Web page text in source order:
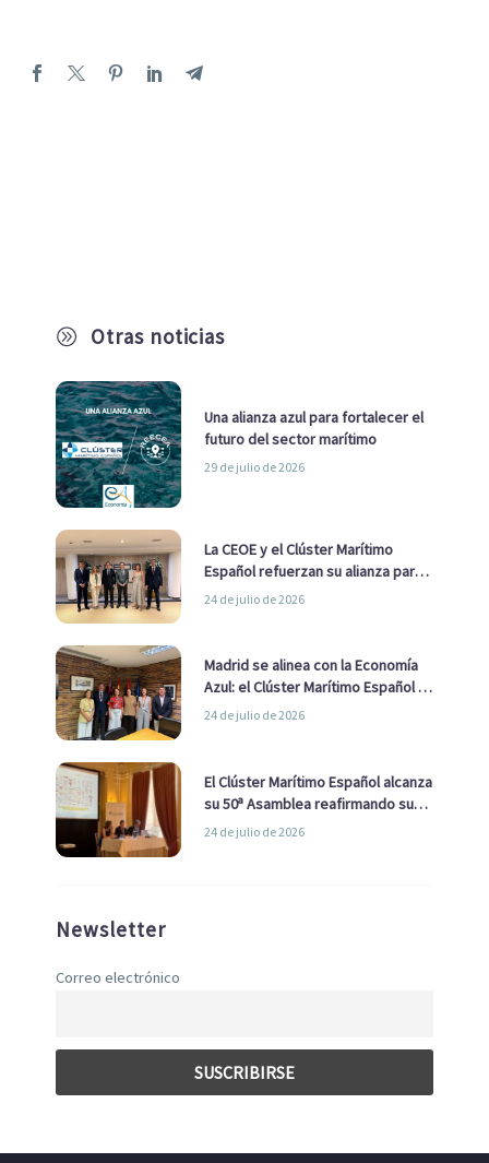
A Otras noticias
Una alianza azul para fortalecer el
futuro del sector marítimo
29 de julio de 2026
La CEOE y el Clúster Marítimo
Español refuerzan su alianza para
impulsar una estrategia Nacional
24 de julio de 2026
Madrid se alinea con la Economía
Azul: el Clúster Marítimo Español y
la Real Liga Naval avanzan alianzas
24 de julio de 2026
El Clúster Marítimo Español alcanza
su 50ª Asamblea reafirmando su
liderazgo en la Economía Azul
24 de julio de 2026
Newsletter
Correo electrónico